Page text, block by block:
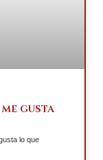
gusta
lo que